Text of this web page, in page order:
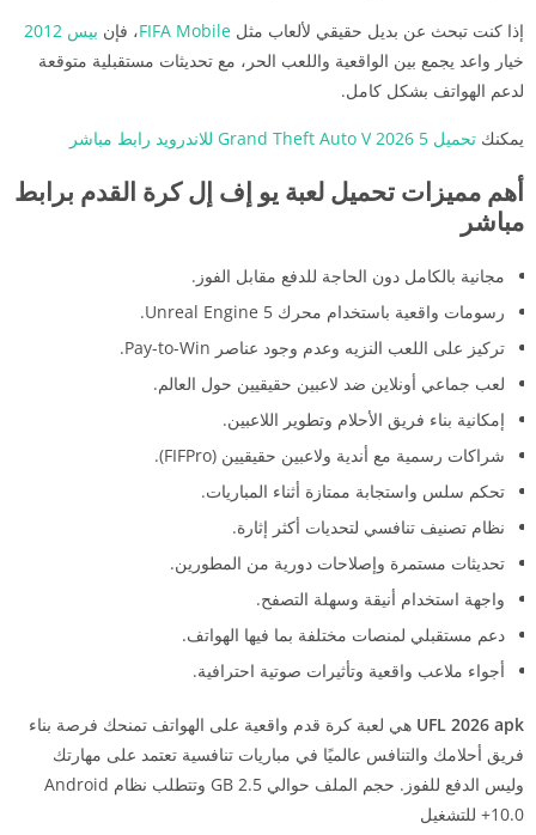
إذا كنت تبحث عن بديل حقيقي لألعاب مثل FIFA Mobile، فإن بيس 2012
خيار واعد يجمع بين الواقعية واللعب الحر، مع تحديثات مستقبلية متوقعة
لدعم الهواتف بشكل كامل.
يمكنك تحميل 5 Grand Theft Auto V 2026 للاندرويد رابط مباشر
أهم مميزات تحميل لعبة يو إف إل كرة القدم برابط
مباشر
مجانية بالكامل دون الحاجة للدفع مقابل الفوز.
رسومات واقعية باستخدام محرك Unreal Engine 5.
تركيز على اللعب النزيه وعدم وجود عناصر Pay-to-Win.
لعب جماعي أونلاين ضد لاعبين حقيقيين حول العالم.
إمكانية بناء فريق الأحلام وتطوير اللاعبين.
شراكات رسمية مع أندية ولاعبين حقيقيين (FIFPro).
تحكم سلس واستجابة ممتازة أثناء المباريات.
نظام تصنيف تنافسي لتحديات أكثر إثارة.
تحديثات مستمرة وإصلاحات دورية من المطورين.
واجهة استخدام أنيقة وسهلة التصفح.
دعم مستقبلي لمنصات مختلفة بما فيها الهواتف.
أجواء ملاعب واقعية وتأثيرات صوتية احترافية.
UFL 2026 apk هي لعبة كرة قدم واقعية على الهواتف تمنحك فرصة بناء
فريق أحلامك والتنافس عالميًا في مباريات تنافسية تعتمد على مهارتك
وليس الدفع للفوز. حجم الملف حوالي 2.5 GB وتتطلب نظام Android
10.0+ للتشغيل